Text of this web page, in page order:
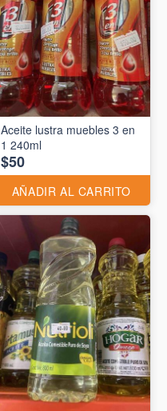
Aceite lustra muebles 3 en
1 240ml
$50
AÑADIR AL CARRITO